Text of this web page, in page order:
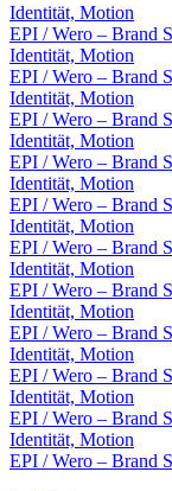
Identität, Motion
EPI / Wero – Brand
Identität, Motion
EPI / Wero – Brand
Identität, Motion
EPI / Wero – Brand
Identität, Motion
EPI / Wero – Brand
Identität, Motion
EPI / Wero – Brand
Identität, Motion
EPI / Wero – Brand
Identität, Motion
EPI / Wero – Brand
Identität, Motion
EPI / Wero – Brand
Identität, Motion
EPI / Wero – Brand
Identität, Motion
EPI / Wero – Brand
Identität, Motion
EPI / Wero – Brand